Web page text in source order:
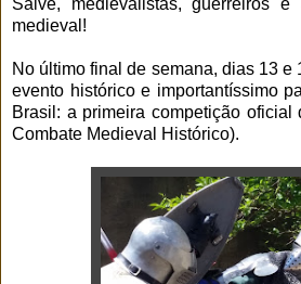
Salve, medievalistas, guerreiros e
medieval!
No último final de semana, dias 13 e
evento histórico e importantíssimo
Brasil: a primeira competição
Combate Medieval Histórico).